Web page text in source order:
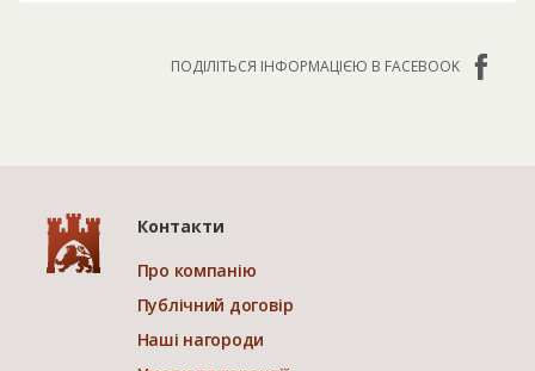
ПОДІЛІТЬСЯ ІНФОРМАЦІЄЮ В FACEBOOK
Контакти
Про компанію
Публічний договір
Наші нагороди